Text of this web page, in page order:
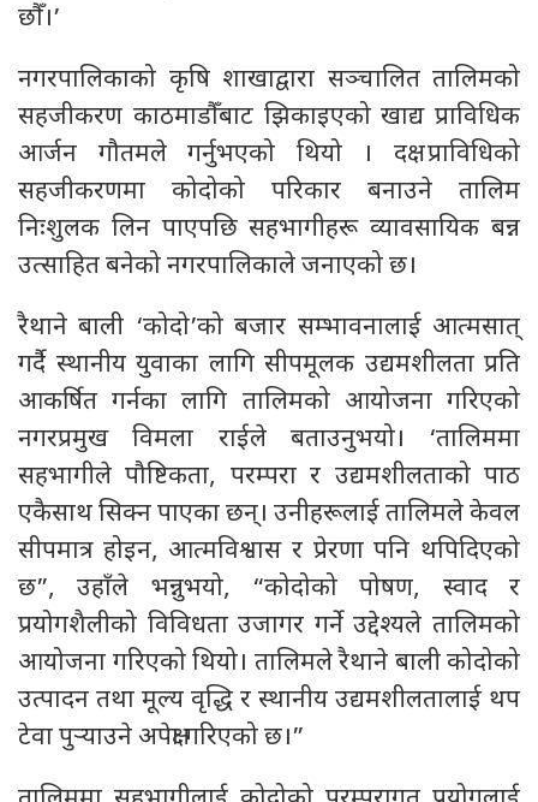
छौँ।’
नगरपालिकाको कृषि शाखाद्वारा सञ्चालित तालिमको
सहजीकरण काठमाडौँबाट झिकाइएको खाद्य प्राविधिक
आर्जन गौतमले गर्नुभएको थियो । दक्ष प्राविधिको
सहजीकरणमा कोदोको परिकार बनाउने तालिम
निःशुलक लिन पाएपछि सहभागीहरू व्यावसायिक बन्न
उत्साहित बनेको नगरपालिकाले जनाएको छ।
रैथाने बाली ‘कोदो’को बजार सम्भावनालाई आत्मसात्
गर्दै स्थानीय युवाका लागि सीपमूलक उद्यमशीलता प्रति
आकर्षित गर्नका लागि तालिमको आयोजना गरिएको
नगरप्रमुख विमला राईले बताउनुभयो। ‘तालिममा
सहभागीले पौष्टिकता, परम्परा र उद्यमशीलताको पाठ
एकैसाथ सिक्न पाएका छन्। उनीहरूलाई तालिमले केवल
सीपमात्र होइन, आत्मविश्वास र प्रेरणा पनि थपिदिएको
छ”, उहाँले भन्नुभयो, “कोदोको पोषण, स्वाद र
प्रयोगशैलीको विविधता उजागर गर्ने उद्देश्यले तालिमको
आयोजना गरिएको थियो। तालिमले रैथाने बाली कोदोको
उत्पादन तथा मूल्य वृद्धि र स्थानीय उद्यमशीलतालाई थप
टेवा पुर्‍याउने अपेक्षा गरिएको छ।”